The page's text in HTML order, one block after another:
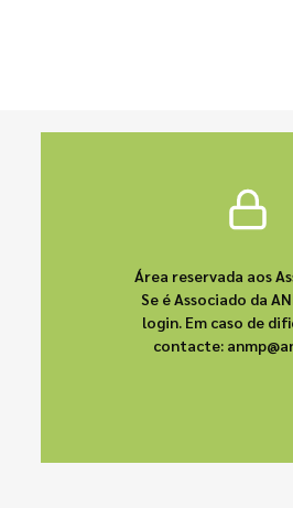
Área reservada aos
Se é Associado da
login. Em caso de
contacte: